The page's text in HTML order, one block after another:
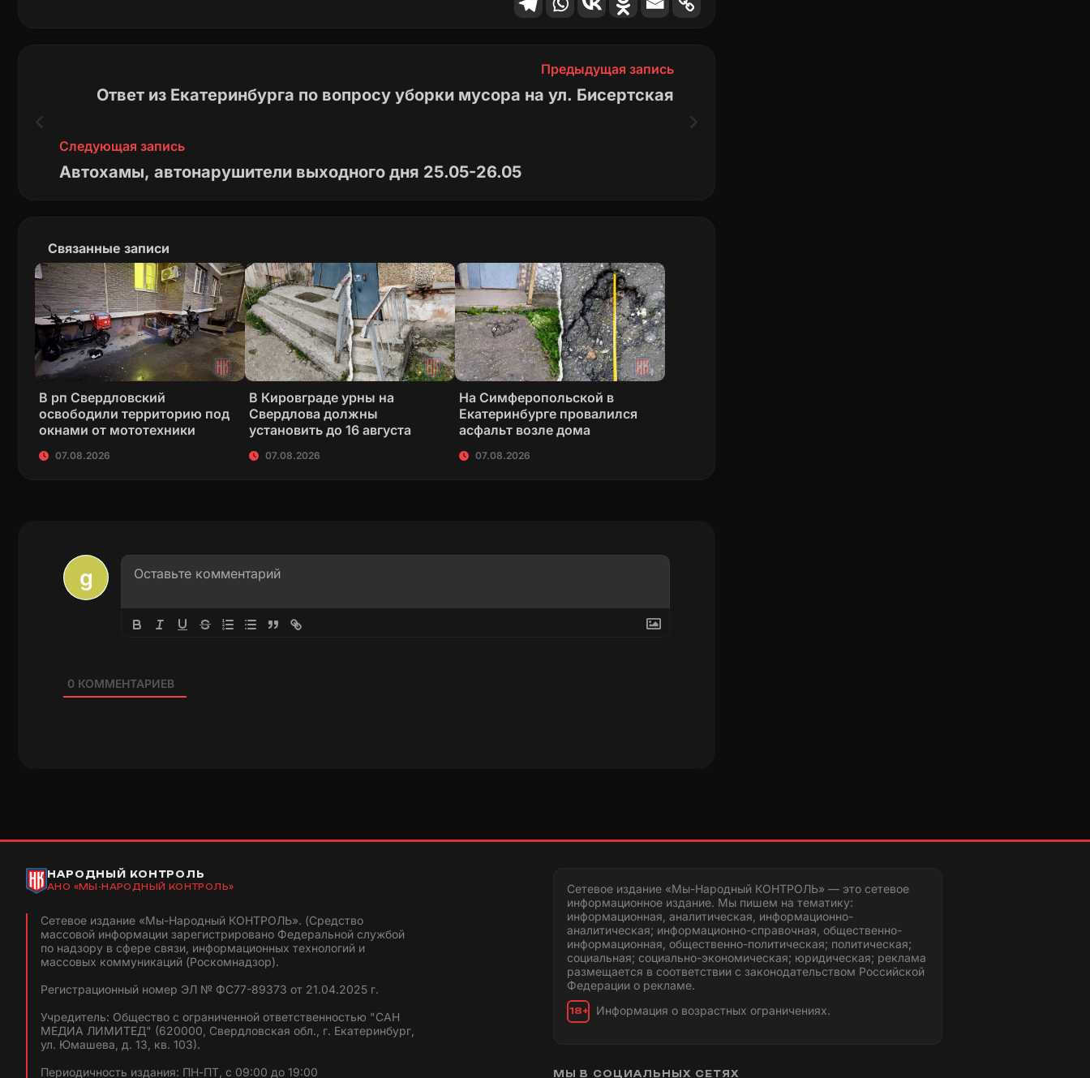
Предыдущая запись
Ответ из Екатеринбурга по вопросу уборки мусора на ул. Бисертская
Следующая запись
Автохамы, автонарушители выходного дня 25.05-26.05
Связанные записи
В рп Свердловский
освободили территорию под
окнами от мототехники
07.08.2026
В Кировграде урны на
Свердлова должны
установить до 16 августа
07.08.2026
На Симферопольской в
Екатеринбурге провалился
асфальт возле дома
07.08.2026
0КОММЕНТАРИЕВ
НАРОДНЫЙ КОНТРОЛЬ
АНО «МЫ-НАРОДНЫЙ КОНТРОЛЬ»
Сетевое издание «Мы-Народный КОНТРОЛЬ». (Средство
массовой информации зарегистрировано Федеральной службой
по надзору в сфере связи, информационных технологий и
массовых коммуникаций (Роскомнадзор).
Регистрационный номер ЭЛ № ФС77-89373 от 21.04.2025 г.
Учредитель: Общество с ограниченной ответственностью "САН
МЕДИА ЛИМИТЕД" (620000, Свердловская обл., г. Екатеринбург,
ул. Юмашева, д. 13, кв. 103).
Периодичность издания: ПН-ПТ, с 09:00 до 19:00
Сетевое издание «Мы-Народный КОНТРОЛЬ» — это сетевое
информационное издание. Мы пишем на тематику:
информационная, аналитическая, информационно-
аналитическая; информационно-справочная, общественно-
информационная, общественно-политическая; политическая;
социальная; социально-экономическая; юридическая; реклама
размещается в соответствии с законодательством Российской
Федерации о рекламе.
18+ Информация о возрастных ограничениях.
МЫ В СОЦИАЛЬНЫХ СЕТЯХ